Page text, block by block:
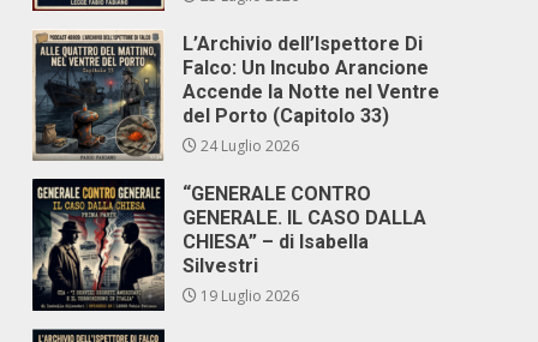
L’Archivio dell’Ispettore Di
Falco: Un Incubo Arancione
Accende la Notte nel Ventre
del Porto (Capitolo 33)
24 Luglio 2026
“GENERALE CONTRO
GENERALE. IL CASO DALLA
CHIESA” – di Isabella
Silvestri
19 Luglio 2026